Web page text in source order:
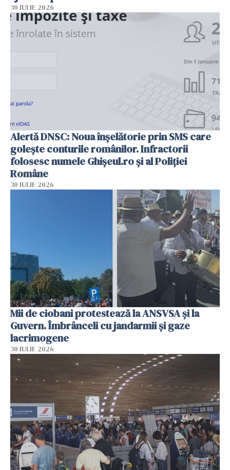
30 IULIE 2026
Alertă DNSC: Noua înșelătorie prin SMS care
golește conturile românilor. Infractorii
folosesc numele Ghișeul.ro și al Poliției
Române
30 IULIE 2026
Mii de ciobani protestează la ANSVSA și la
Guvern. Îmbrânceli cu jandarmii și gaze
lacrimogene
30 IULIE 2026